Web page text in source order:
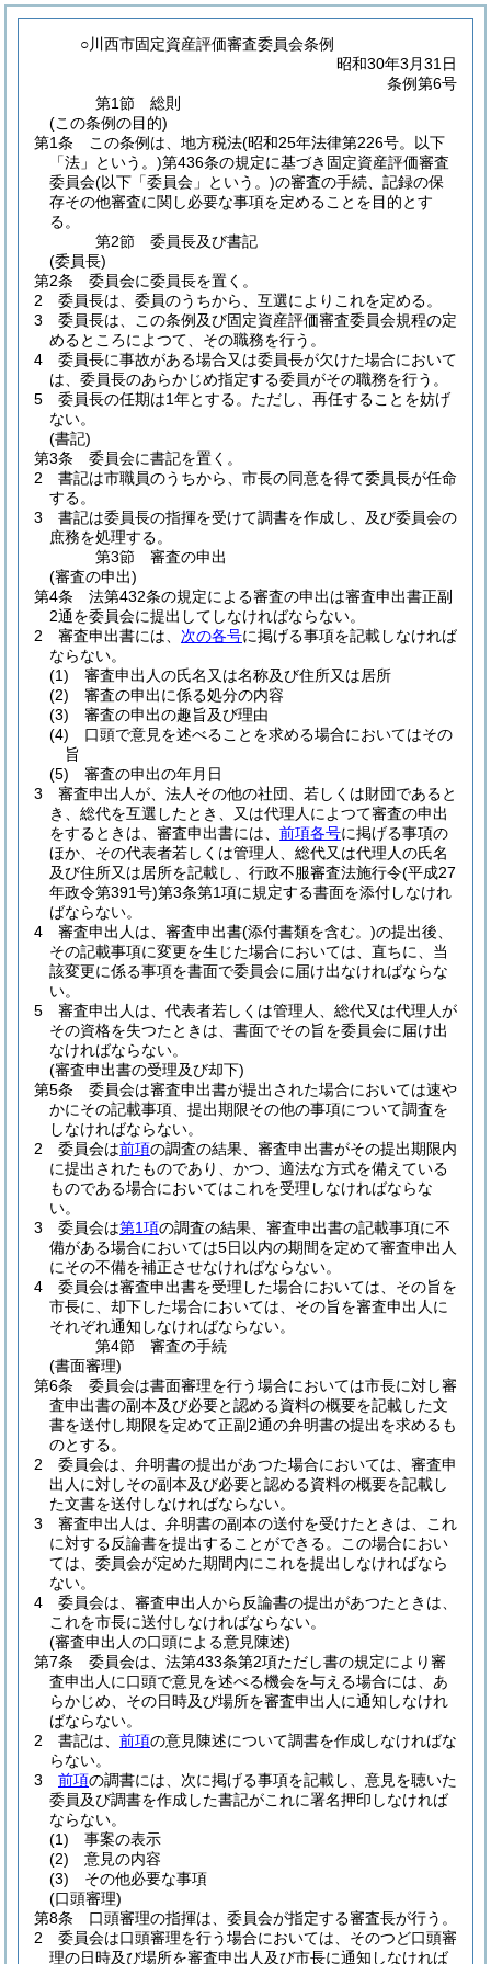
○川西市固定資産評価審査委員会条例
昭和30年3月31日
条例第6号
第1節
総則
(この条例の目的)
第1条
この条例は、地方税法(昭和25年法律第226号。以下
「法」という。)第436条の規定に基づき固定資産評価審査
委員会(以下「委員会」という。)の審査の手続、記録の保
存その他審査に関し必要な事項を定めることを目的とす
る。
第2節
委員長及び書記
(委員長)
第2条
委員会に委員長を置く。
2
委員長は、委員のうちから、互選によりこれを定める。
3
委員長は、この条例及び固定資産評価審査委員会規程の定
めるところによつて、その職務を行う。
4
委員長に事故がある場合又は委員長が欠けた場合において
は、委員長のあらかじめ指定する委員がその職務を行う。
5
委員長の任期は1年とする。 ただし、再任することを妨げ
ない。
(書記)
第3条
委員会に書記を置く。
2
書記は市職員のうちから、市長の同意を得て委員長が任命
する。
3
書記は委員長の指揮を受けて調書を作成し、及び委員会の
庶務を処理する。
第3節
審査の申出
(審査の申出)
第4条
法第432条の規定による審査の申出は審査申出書正副
2通を委員会に提出してしなければならない。
2
審査申出書には、 次の各号に掲げる事項を記載しなければ
ならない。
(1)
審査申出人の氏名又は名称及び住所又は居所
(2)
審査の申出に係る処分の内容
(3)
審査の申出の趣旨及び理由
(4)
口頭で意見を述べることを求める場合においてはその
旨
(5)
審査の申出の年月日
3
審査申出人が、法人その他の社団、若しくは財団であると
き、総代を互選したとき、又は代理人によつて審査の申出
をするときは、審査申出書には、 前項各号に掲げる事項の
ほか、その代表者若しくは管理人、総代又は代理人の氏名
及び住所又は居所を記載し、行政不服審査法施行令(平成27
年政令第391号)第3条第1項に規定する書面を添付しなけれ
ばならない。
4
審査申出人は、審査申出書(添付書類を含む。)の提出後、
その記載事項に変更を生じた場合においては、直ちに、当
該変更に係る事項を書面で委員会に届け出なければならな
い。
5
審査申出人は、代表者若しくは管理人、総代又は代理人が
その資格を失つたときは、書面でその旨を委員会に届け出
なければならない。
(審査申出書の受理及び却下)
第5条
委員会は審査申出書が提出された場合においては速や
かにその記載事項、提出期限その他の事項について調査を
しなければならない。
2
委員会は前項の調査の結果、審査申出書がその提出期限内
に提出されたものであり、かつ、適法な方式を備えている
ものである場合においてはこれを受理しなければならな
い。
3
委員会は第1項の調査の結果、審査申出書の記載事項に不
備がある場合においては5日以内の期間を定めて審査申出人
にその不備を補正させなければならない。
4
委員会は審査申出書を受理した場合においては、その旨を
市長に、却下した場合においては、その旨を審査申出人に
それぞれ通知しなければならない。
第4節
審査の手続
(書面審理)
第6条
委員会は書面審理を行う場合においては市長に対し審
査申出書の副本及び必要と認める資料の概要を記載した文
書を送付し期限を定めて正副2通の弁明書の提出を求めるも
のとする。
2
委員会は、弁明書の提出があつた場合においては、審査申
出人に対しその副本及び必要と認める資料の概要を記載し
た文書を送付しなければならない。
3
審査申出人は、弁明書の副本の送付を受けたときは、これ
に対する反論書を提出することができる。
この場合におい
ては、委員会が定めた期間内にこれを提出しなければなら
ない。
4
委員会は、審査申出人から反論書の提出があつたときは、
これを市長に送付しなければならない。
(審査申出人の口頭による意見陳述)
第7条
委員会は、法第433条第2項ただし書の規定により審
査申出人に口頭で意見を述べる機会を与える場合には、あ
らかじめ、その日時及び場所を審査申出人に通知しなけれ
ばならない。
2
書記は、 前項の意見陳述について調書を作成しなければな
らない。
3
前項の調書には、次に掲げる事項を記載し、意見を聴いた
委員及び調書を作成した書記がこれに署名押印しなければ
ならない。
(1)
事案の表示
(2)
意見の内容
(3)
その他必要な事項
(口頭審理)
第8条
口頭審理の指揮は、委員会が指定する審査長が行う。
2
委員会は口頭審理を行う場合においては、そのつど口頭審
理の日時及び場所を審査申出人及び市長に通知しなければ